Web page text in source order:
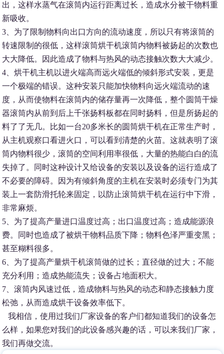
出，这样水蒸气在滚筒内运行距离过长，造成水分被干物料重
新吸收。
3、为了限制物料向出口方向的流动速度，所以只有将滚筒的
转速限制的很低，这样滚筒烘干机滚筒内物料被扬起的次数也
大大降低。因此造成了物料与热风的动态接触次数大大减少。
4、烘干机主机以进火端高而远火端低的倾斜形式安装，更是
一个极端的错误。这种安装只能加快物料向远火端流动的速
度，从而使物料在滚筒内的储存量再一次降低，整个圆筒干燥
器滚筒内从前到后上千张扬料板都在同时扬料，但是所扬起的
料了了无几。比如一台20多米长的圆筒烘干机在正常生产时，
从主机观察口看进火口，可以看到清楚的火苗。这就表明了滚
筒内物料很少，滚筒的空间利用率很低，大量的热能白白的流
失掉了。同时这种设计又给设备的安装以及设备的运行造成了
不必要的障碍。因为有倾斜角度的主机在安装时必须专门为其
装上一套防滑托轮来固定，以防止滚筒烘干机在运行中下滑，
非常麻烦。
5、为了提高产量进口温度过高；出口温度过高；造成能源浪
费。同时也造成了被烘干物料品质下降；物料色泽严重变黑；
甚至糊料很多。
6、为了提高产量烘干机滚筒做的过长；直径做的过大；不能
充分利用；造成热能流失；设备占地面积大。
7、滚筒内风速过低，造成物料与热风的动态和静态接触力度
松弛，从而造成烘干设备效率低下。
我相信，使用过我们厂家设备的客户们都知道我们的设备怎
么样，如果您对我们的此设备感兴趣的话，可以来我们厂家，
我们再做交流。